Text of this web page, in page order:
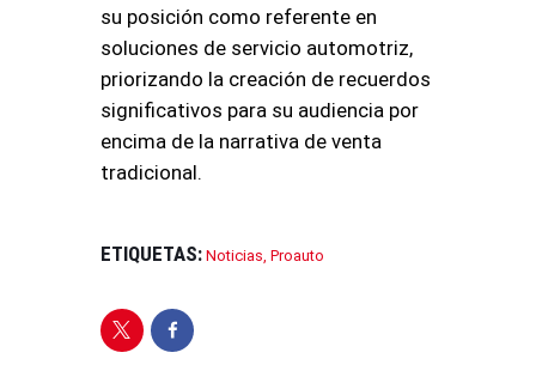
su posición como referente en
soluciones de servicio automotriz,
priorizando la creación de recuerdos
significativos para su audiencia por
encima de la narrativa de venta
tradicional.
ETIQUETAS: Noticias Proauto